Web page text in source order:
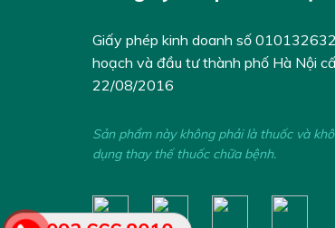
Giấy phép kinh doanh số
hoạch và đầu tư thành phố Hà Nội
22/08/2016
Sản phẩm này không phải là thuốc và
dụng thay thế thuốc chữa bệnh.